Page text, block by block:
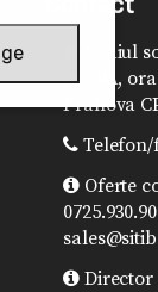
Sediul
nr.29A,
Prahova
Telefon/
Oferte
Director